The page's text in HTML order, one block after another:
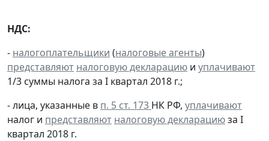
НДС:
- налогоплательщики (налоговые агенты)
представляют налоговую декларацию и уплачивают
1/3 суммы налога за I квартал 2018 г.;
- лица, указанные в п. 5 ст. 173 НК РФ, уплачивают
налог и представляют налоговую декларациюза I
квартал 2018 г.